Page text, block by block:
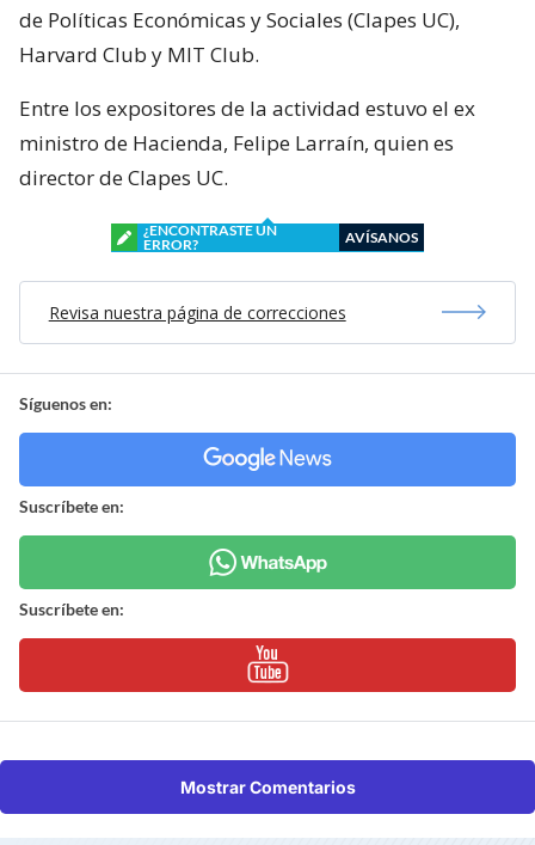
de Políticas Económicas y Sociales (Clapes UC),
Harvard Club y MIT Club.
Entre los expositores de la actividad estuvo el ex
ministro de Hacienda, Felipe Larraín, quien es
director de Clapes UC.
¿ENCONTRASTE UN
ERROR?
AVÍSANOS
Revisa nuestra página de correcciones
Síguenos en:
Suscríbete en:
Suscríbete en:
Mostrar Comentarios